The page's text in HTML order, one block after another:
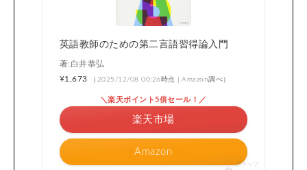
英語教師のための第二言語習得論入門
著:白井恭弘
¥1,673
（2025/12/08 00:26時点 | Amazon調べ）
Amazon
＼楽天ポイント5倍セール！／
楽天市場
ポチップ